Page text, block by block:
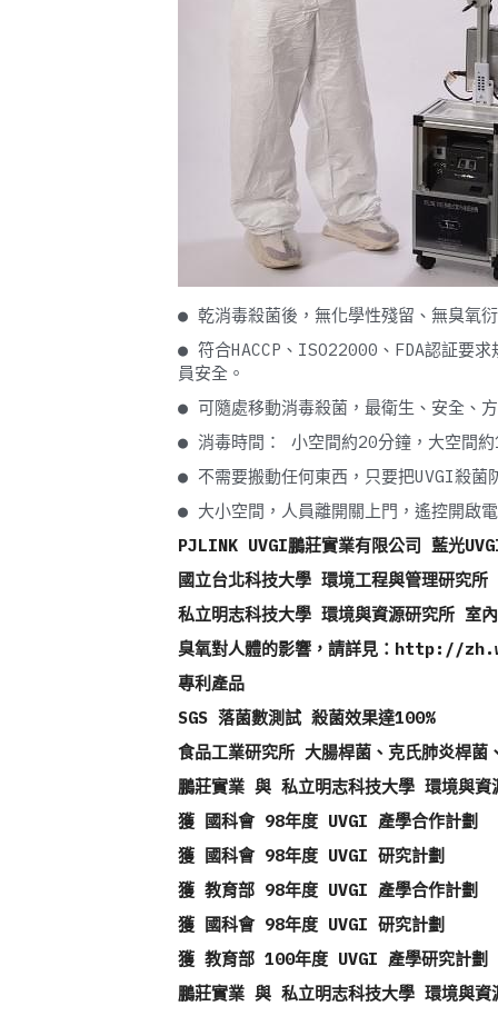
● 乾消毒殺菌後，無化學性殘留、無臭氧
● 符合HACCP、ISO22000、FDA認証要
員安全。
● 可隨處移動消毒殺菌，最衛生、安全、
● 消毒時間： 小空間約20分鐘，大空間
● 不需要搬動任何東西，只要把UVGI殺
● 大小空間，人員離開關上門，遙控開啟
PJLINK UVGI鵬莊實業有限公司 藍光
國立台北科技大學 環境工程與管理研究
私立明志科技大學 環境與資源研究所 室
臭氧對人體的影響，請詳見： http://
專利產品
SGS 落菌數測試 殺菌效果達100%
食品工業研究所 大腸桿菌、克氏肺炎桿
鵬莊實業 與 私立明志科技大學 環境與
獲 國科會 98年度 UVGI 產學合作計劃
獲 國科會 98年度 UVGI 研究計劃
獲 教育部 98年度 UVGI 產學合作計劃
獲 國科會 98年度 UVGI 研究計劃
獲 教育部 100年度 UVGI 產學研究計劃
鵬莊實業 與 私立明志科技大學 環境與資